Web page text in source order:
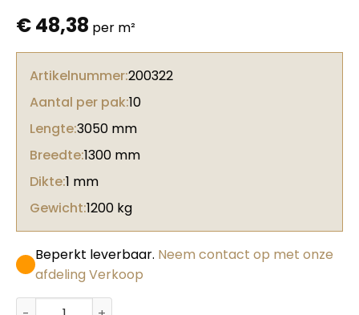
€48,38 per m²
Artikelnummer:200322
Aantal per pak:10
Lengte:3050 mm
Breedte:1300 mm
Dikte:1 mm
Gewicht:1200 kg
Beperkt leverbaar. Neem contact op met onze
afdeling Verkoop
Abet HPL 405 Sei Full Colour Bianco porcellana aantal